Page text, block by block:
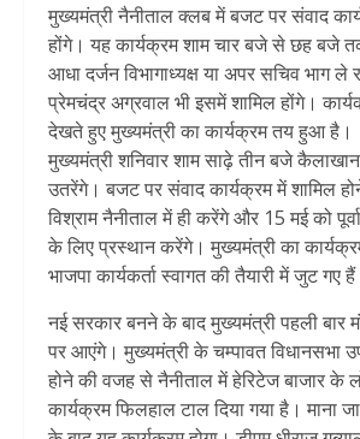
मुख्यमंत्री नैनीताल क्लब में बजट पर संवाद
होंगे। यह कार्यक्रम शाम चार बजे से छह बजे
आधा दर्जन विभागाध्यक्ष या अपर सचिव भाग ले
प्रेमचंद्र अग्रवाल भी इसमें शामिल होंगे।
देखते हुए मुख्यमंत्री का कार्यक्रम तय हुआ है।
मुख्यमंत्री शनिवार शाम साढ़े तीन बजे
उतरेंगे। बजट पर संवाद कार्यक्रम में शामिल
विश्राम नैनीताल में ही करेंगे और 15 मई को
के लिए प्रस्थान करेंगे। मुख्यमंत्री का
भाजपा कार्यकर्ता स्वागत की तैयारी में जुट गए
नई सरकार बनने के बाद मुख्यमंत्री पहली बार
पर आएंगे। मुख्यमंत्री के चम्पावत विधानसभा
होने की वजह से नैनीताल में हेरिटेज बाजार के
कार्यक्रम फिलहाल टाल दिया गया है। माना